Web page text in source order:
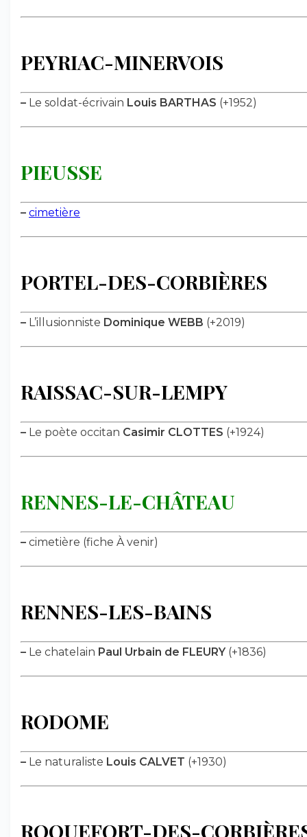
PEYRIAC-MINERVOIS
– Le soldat-écrivain Louis BARTHAS (+1952)
PIEUSSE
– cimetière
PORTEL-DES-CORBIÈRES
– L’illusionniste Dominique WEBB (+2019)
RAISSAC-SUR-LEMPY
– Le poète occitan Casimir CLOTTES (+1924)
RENNES-LE-CHÂTEAU
– cimetière (fiche À venir)
RENNES-LES-BAINS
– Le chatelain Paul Urbain de FLEURY(+1836)
RODOME
– Le naturaliste Louis CALVET (+1930)
ROQUEFORT-DES-